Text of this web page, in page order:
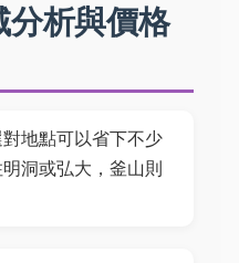
分析與價格
地點可以省下不少
洞或弘大，釜山則